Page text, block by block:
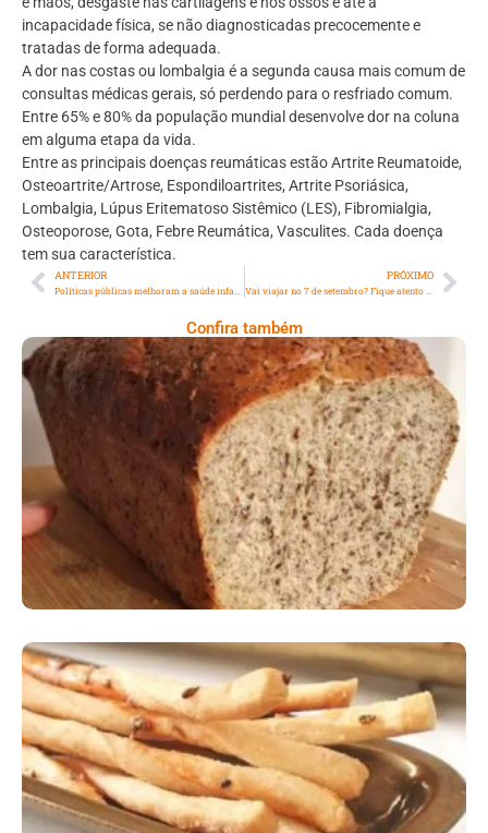
incapacidade física, se não diagnosticadas precocemente e
tratadas de forma adequada.
A dor nas costas ou lombalgia é a segunda causa mais comum de
consultas médicas gerais, só perdendo para o resfriado comum.
Entre 65% e 80% da população mundial desenvolve dor na coluna
em alguma etapa da vida.
Entre as principais doenças reumáticas estão Artrite Reumatoide,
Osteoartrite/Artrose, Espondiloartrites, Artrite Psoriásica,
Lombalgia, Lúpus Eritematoso Sistêmico (LES), Fibromialgia,
Osteoporose, Gota, Febre Reumática, Vasculites. Cada doença
tem sua característica.
ANTERIOR
Políticas públicas melhoram a saúde infantil no Semiárido brasileiro, aponta pesquisa
PRÓXIMO
Vai viajar no 7 de setembro? Fique atento aos falsos motoristas
Confira também
Comer Bem: Pão Low Carb
Comer Bem: Palitinhos De Cebola E Salsa